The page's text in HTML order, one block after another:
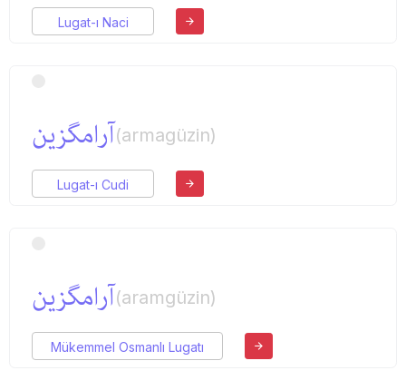
Lugat-ı Naci
آرامگزین(armagüzin)
Lugat-ı Cudi
آرامگزین(aramgüzin)
Mükemmel Osmanlı Lugatı